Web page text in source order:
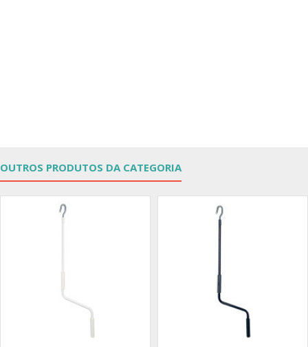
OUTROS PRODUTOS DA CATEGORIA